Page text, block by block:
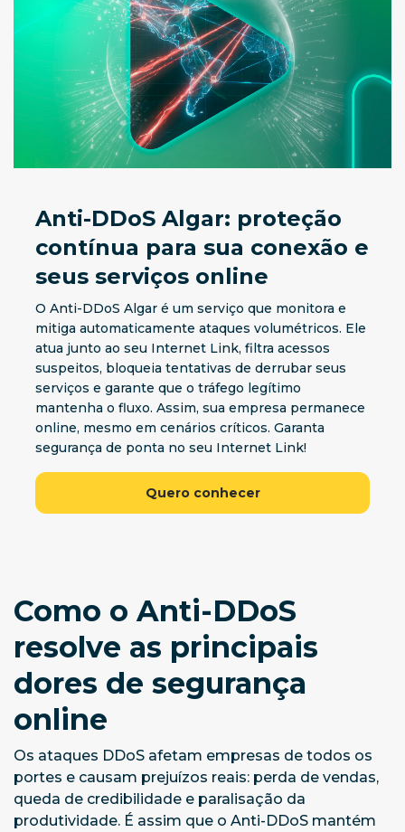
Anti-DDoS Algar: proteção
contínua para sua conexão e
seus serviços online
O Anti-DDoS Algar é um serviço que monitora e
mitiga automaticamente ataques volumétricos. Ele
atua junto ao seu Internet Link, filtra acessos
suspeitos, bloqueia tentativas de derrubar seus
serviços e garante que o tráfego legítimo
mantenha o fluxo. Assim, sua empresa permanece
online, mesmo em cenários críticos. Garanta
segurança de ponta no seu Internet Link!
Quero conhecer
Como o Anti-DDoS
resolve as principais
dores de segurança
online
Os ataques DDoS afetam empresas de todos os
portes e causam prejuízos reais: perda de vendas,
queda de credibilidade e paralisação da
produtividade. É assim que o Anti-DDoS mantém